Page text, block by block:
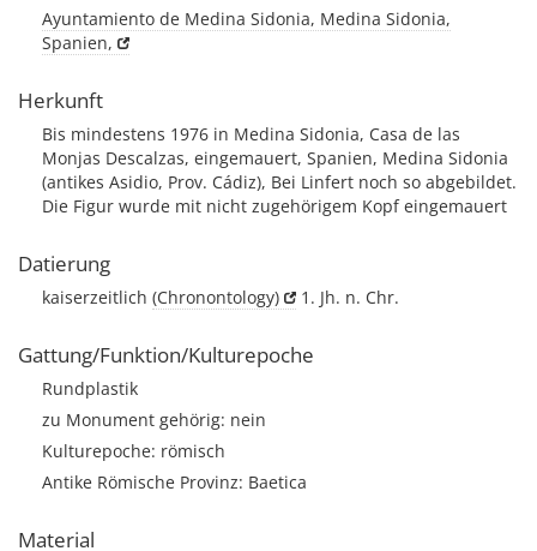
Ayuntamiento de Medina Sidonia, Medina Sidonia,
Spanien,
Herkunft
Bis mindestens 1976 in Medina Sidonia, Casa de las
Monjas Descalzas, eingemauert, Spanien, Medina Sidonia
(antikes Asidio, Prov. Cádiz), Bei Linfert noch so abgebildet.
Die Figur wurde mit nicht zugehörigem Kopf eingemauert
Datierung
kaiserzeitlich (Chronontology) 1. Jh. n. Chr.
Gattung/Funktion/Kulturepoche
Rundplastik
zu Monument gehörig: nein
Kulturepoche: römisch
Antike Römische Provinz: Baetica
Material